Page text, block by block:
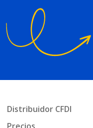
Distribuidor CFDI